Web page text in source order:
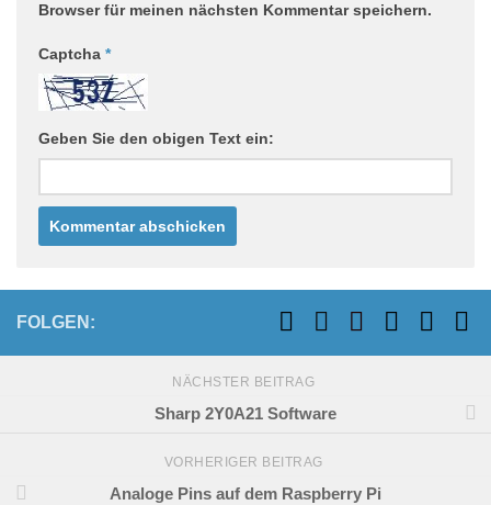
Browser für meinen nächsten Kommentar speichern.
Captcha *
Geben Sie den obigen Text ein:
FOLGEN:
NÄCHSTER BEITRAG
Sharp 2Y0A21 Software
VORHERIGER BEITRAG
Analoge Pins auf dem Raspberry Pi